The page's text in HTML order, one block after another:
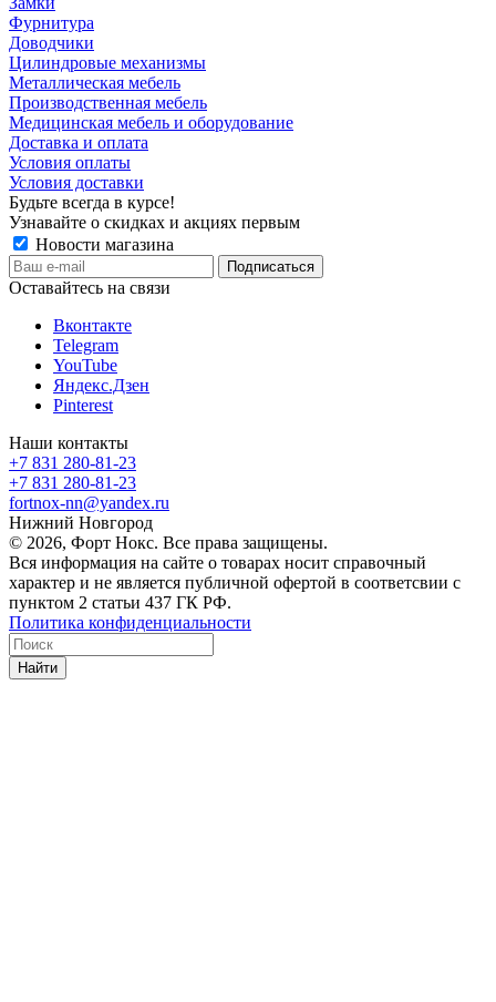
Фурнитура
Доводчики
Цилиндровые механизмы
Металлическая мебель
Производственная мебель
Медицинская мебель и оборудование
Доставка и оплата
Условия оплаты
Условия доставки
Будьте всегда в курсе!
Узнавайте о скидках и акциях первым
Новости магазина
Оставайтесь на связи
Вконтакте
Telegram
YouTube
Яндекс.Дзен
Pinterest
Наши контакты
+7 831 280-81-23
+7 831 280-81-23
fortnox-nn@yandex.ru
Нижний Новгород
© 2026, Форт Нокс. Все права защищены.
Вся информация на сайте о товарах носит справочный
характер и не является публичной офертой в соответсвии с
пунктом 2 статьи 437 ГК РФ.
Политика конфиденциальности
Найти